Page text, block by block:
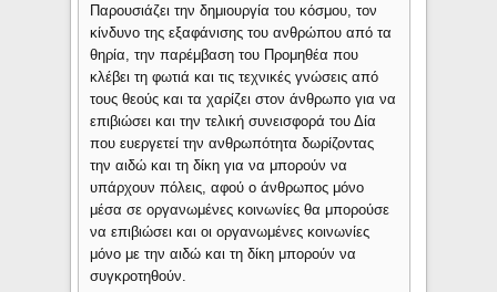
Παρουσιάζει την δημιουργία του κόσμου, τον
κίνδυνο της εξαφάνισης του ανθρώπου από τα
θηρία, την παρέμβαση του Προμηθέα που
κλέβει τη φωτιά και τις τεχνικές γνώσεις από
τους θεούς και τα χαρίζει στον άνθρωπο για να
επιβιώσει και την τελική συνεισφορά του Δία
που ευεργετεί την ανθρωπότητα δωρίζοντας
την αιδώ και τη δίκη για να μπορούν να
υπάρχουν πόλεις, αφού ο άνθρωπος μόνο
μέσα σε οργανωμένες κοινωνίες θα μπορούσε
να επιβιώσει και οι οργανωμένες κοινωνίες
μόνο με την αιδώ και τη δίκη μπορούν να
συγκροτηθούν.